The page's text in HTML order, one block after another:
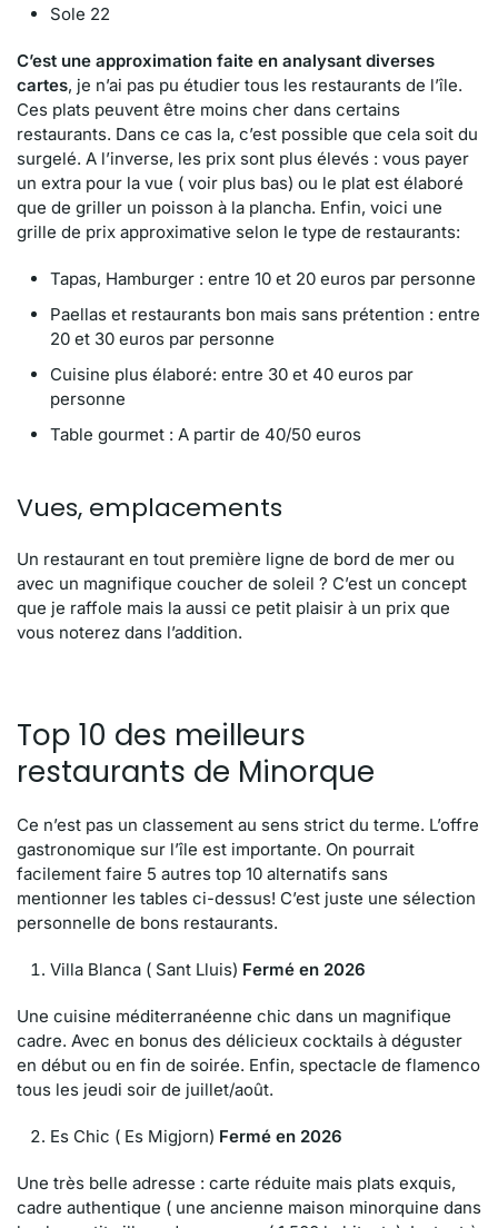
Sole 22
C’est une approximation faite en analysant diverses
cartes, je n’ai pas pu étudier tous les restaurants de l’île.
Ces plats peuvent être moins cher dans certains
restaurants. Dans ce cas la, c’est possible que cela soit du
surgelé. A l’inverse, les prix sont plus élevés : vous payer
un extra pour la vue ( voir plus bas) ou le plat est élaboré
que de griller un poisson à la plancha. Enfin, voici une
grille de prix approximative selon le type de restaurants:
Tapas, Hamburger : entre 10 et 20 euros par personne
Paellas et restaurants bon mais sans prétention : entre
20 et 30 euros par personne
Cuisine plus élaboré: entre 30 et 40 euros par
personne
Table gourmet : A partir de 40/50 euros
Vues, emplacements
Un restaurant en tout première ligne de bord de mer ou
avec un magnifique coucher de soleil ? C’est un concept
que je raffole mais la aussi ce petit plaisir à un prix que
vous noterez dans l’addition.
Top 10 des meilleurs
restaurants de Minorque
Ce n’est pas un classement au sens strict du terme. L’offre
gastronomique sur l’île est importante. On pourrait
facilement faire 5 autres top 10 alternatifs sans
mentionner les tables ci-dessus! C’est juste une sélection
personnelle de bons restaurants.
Villa Blanca ( Sant Lluis) Fermé en 2026
Une cuisine méditerranéenne chic dans un magnifique
cadre. Avec en bonus des délicieux cocktails à déguster
en début ou en fin de soirée. Enfin, spectacle de flamenco
tous les jeudi soir de juillet/août.
Es Chic ( Es Migjorn) Fermé en 2026
Une très belle adresse : carte réduite mais plats exquis,
cadre authentique ( une ancienne maison minorquine dans